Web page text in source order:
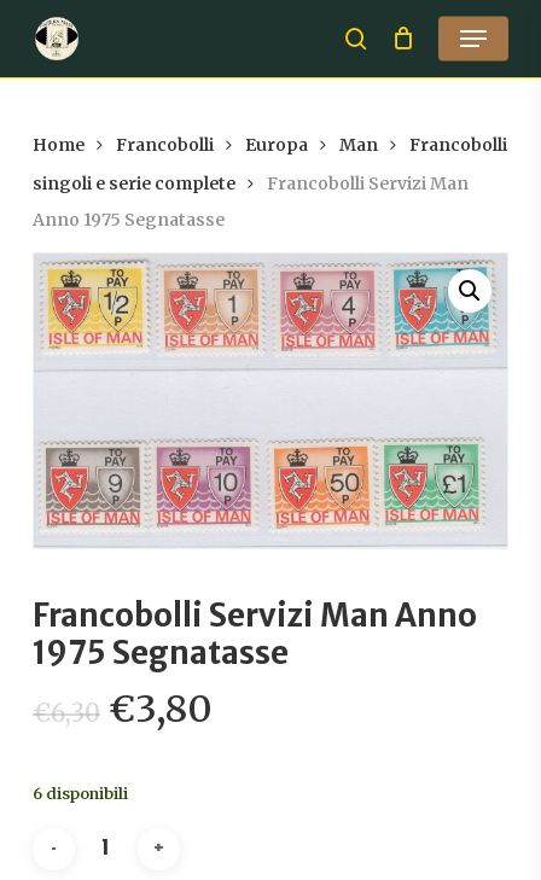
main
search
Menu
Home Francobolli Europa Man
Francobolli
singoli e serie complete
Francobolli Servizi Man
Anno 1975 Segnatasse
Francobolli Servizi Man Anno
1975 Segnatasse
€6,30 Il
prezzo
originale
€6,30.
€3,80
6 disponibili
Close